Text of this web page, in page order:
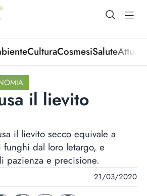
open
CulturaCosmesiSalute
il lievito
il lievito secco equivale a
funghi dal loro letargo, e
pazienza e precisione.
21/03/2020